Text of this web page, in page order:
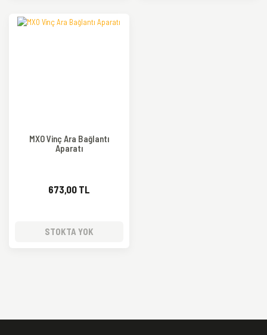
MXO Vinç Ara Bağlantı
Aparatı
673,00 TL
STOKTA YOK